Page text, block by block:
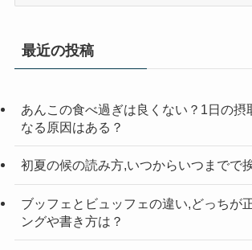
リ
索
最近の投稿
あんこの食べ過ぎは良くない？1日の摂
なる原因はある？
初夏の候の読み方,いつからいつまでで
ブッフェとビュッフェの違い,どっちが
ングや書き方は？